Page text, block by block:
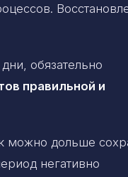
обязательно
правильной и
можно дольше
негативно